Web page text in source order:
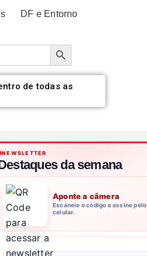
DF e Entorno
Botão de pesquisa
de todas as
NEWSLETTER
da semana
Aponte a câmera
Escaneie o código e assine pelo
celular.